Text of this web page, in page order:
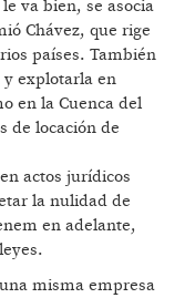
va bien, se asocia
Chávez, que rige
países. También
explotarla en
en la Cuenca del
de locación de
actos jurídicos
la nulidad de
en adelante,
misma empresa